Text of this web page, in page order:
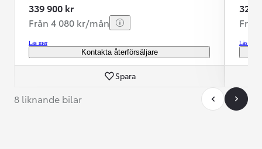
339 900 kr
Från 4 080 kr/mån
Läs mer
Kontakta återförsäljare
Spara
329
Läs mer
8 liknande bilar